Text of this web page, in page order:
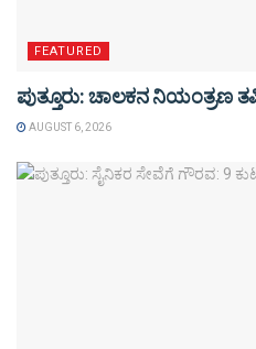
FEATURED
ಪುತ್ತೂರು: ಚಾಲಕನ ನಿಯಂತ್ರಣ
AUGUST 6, 2026